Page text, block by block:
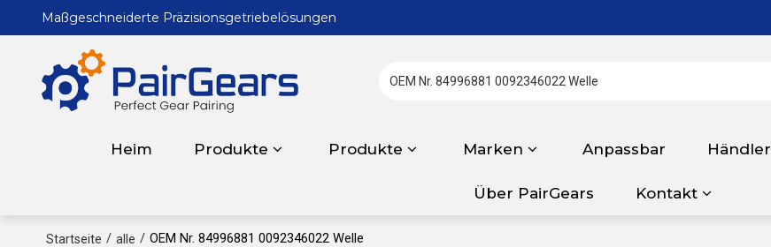
Maßgeschneiderte Präzisionsgetriebelösungen
Heim Produkte Produkte Marken Anpassbar Händler
Über PairGears Kontakt
Startseite / alle / OEM Nr. 84996881 0092346022 Welle